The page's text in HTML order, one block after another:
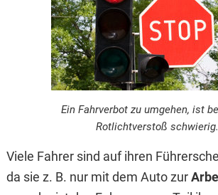
Ein Fahrverbot zu umgehen, ist
Rotlichtverstoß schwierig.
Viele Fahrer sind auf ihren
da sie z. B. nur mit dem Auto zur